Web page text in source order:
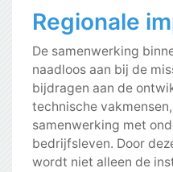
Regionale
De samenwerking
naadloos aan bij de
bijdragen aan de
technische
samenwerking met
bedrijfsleven. Door
wordt niet alleen de